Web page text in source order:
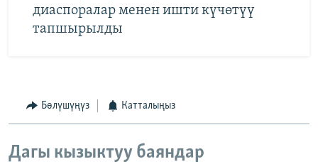
диаспоралар менен ишти күчөтүү
тапшырылды
Бөлүшүңүз Катталыңыз
Дагы кызыктуу баяндар